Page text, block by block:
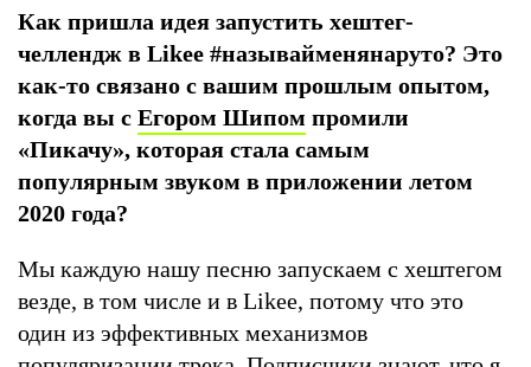
Как пришла идея запустить хештег-
челлендж в Likee #называйменянаруто? Это
как-то связано с вашим прошлым опытом,
когда вы с Егором Шипом промили
«Пикачу», которая стала самым
популярным звуком в приложении летом
2020 года?
Мы каждую нашу песню запускаем с хештегом
везде, в том числе и в Likee, потому что это
один из эффективных механизмов